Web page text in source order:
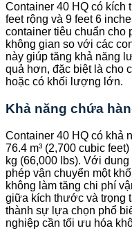
Container 40 HQ có kích
feet rộng và 9 feet 6
container tiêu chuẩn cho
không gian so với các
này giúp tăng khả năng
quả hơn, đặc biệt là cho
hoặc có khối lượng lớn.
Khả năng chứa
Container 40 HQ có khả
76.4 m³ (2,700 cubic
kg (66,000 lbs). Với
phép vận chuyển một
không làm tăng chi phí
giữa kích thước và trọng
thành sự lựa chọn phổ
nghiệp cần tối ưu hóa